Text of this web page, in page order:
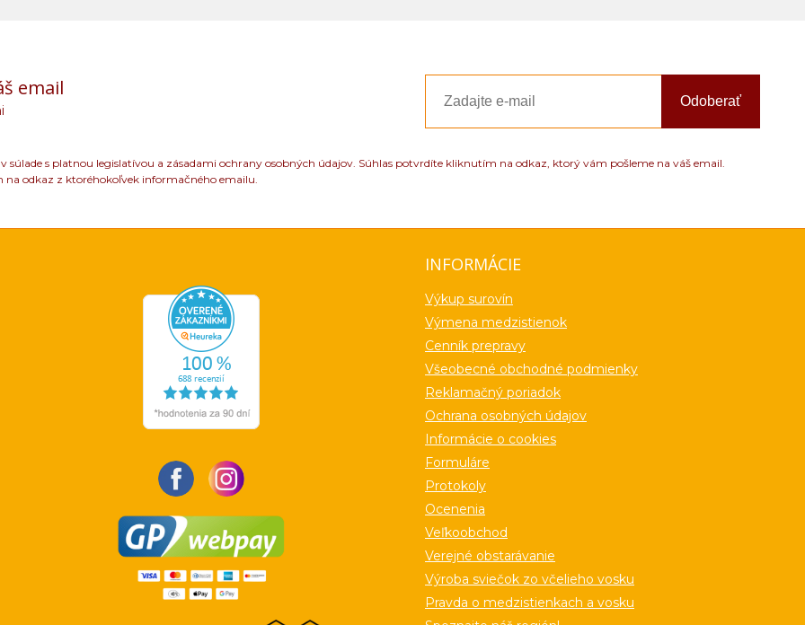
email
Odoberať
súlade s platnou legislatívou a zásadami ochrany osobných údajov. Súhlas potvrdíte kliknutím na odkaz, ktorý vám pošleme na váš email.
odkaz z ktoréhokoľvek informačného emailu.
INFORMÁCIE
Výkup surovín
Výmena medzistienok
Cenník prepravy
Všeobecné obchodné podmienky
Reklamačný poriadok
Ochrana osobných údajov
Informácie o cookies
Formuláre
Protokoly
Ocenenia
Veľkoobchod
Verejné obstarávanie
Výroba sviečok zo včelieho vosku
Pravda o medzistienkach a vosku